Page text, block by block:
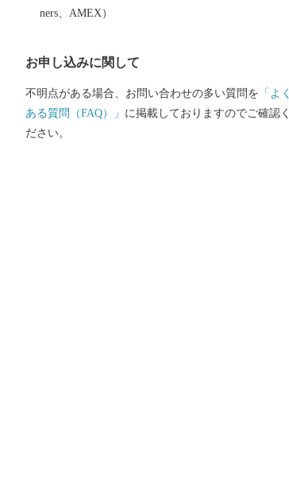
す。 申し込み後の内容変更・寄附金受領証明書・ワン
ners、AMEX）
お申し込みに関して
不明点がある場合、お問い合わせの多い質問を 「よく
ある質問（FAQ）」 に掲載しておりますのでご確認く
ださい。